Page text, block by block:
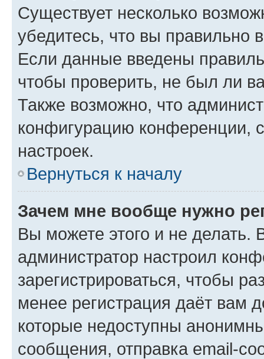
Существует несколько
убедитесь, что вы правильно
Если данные введены
чтобы проверить, не был ли
Также возможно, что
конфигурацию конференции,
настроек.
Вернуться к началу
Зачем мне вообще нужно
Вы можете этого и не делать.
администратор настроил
зарегистрироваться, чтобы
менее регистрация даёт вам
которые недоступны
сообщения, отправка email-